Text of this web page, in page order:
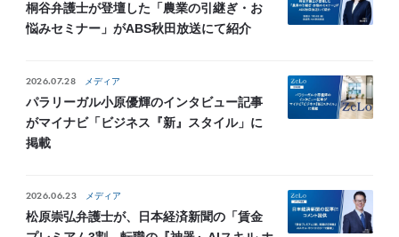
桐谷弁護士が登壇した「農業の引継ぎ・お
悩みセミナー」がABS秋田放送にて紹介
2026.07.28 メディア
パラリーガル小原優輝のインタビュー記事
がマイナビ「ビジネス『新』スタイル」に
掲載
2026.06.23 メディア
松原崇弘弁護士が、日本経済新聞の「賃金